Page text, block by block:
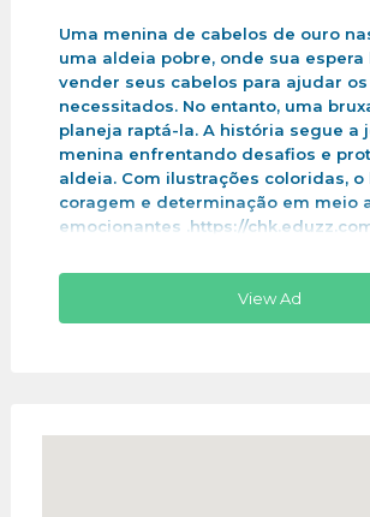
Uma menina de cabelos de ouro
uma aldeia pobre, onde sua espera
vender seus cabelos para ajudar os
necessitados. No entanto, uma
planeja raptá-la. A história segue a
menina enfrentando desafios e
aldeia. Com ilustrações coloridas,
coragem e determinação em meio
emocionantes .https://
View Ad